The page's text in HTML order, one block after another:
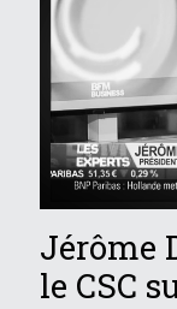
Jérôme
le CSC